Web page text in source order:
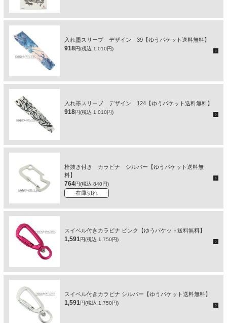
入れ墨スリーブ デザイン 39【ゆうパケット送料無料】
918円(税込 1,010円)
入れ墨スリーブ デザイン 124【ゆうパケット送料無料】
918円(税込 1,010円)
栓抜き付き カラビナ シルバー【ゆうパケット送料無
料】
764円(税込 840円)
在庫切れ
スイベル付きカラビナ ピンク【ゆうパケット送料無料】
1,591円(税込 1,750円)
スイベル付きカラビナ シルバー【ゆうパケット送料無料】
1,591円(税込 1,750円)